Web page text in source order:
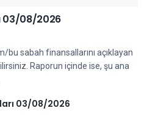
03/08/2026
bu sabah finansallarını açıklayan
Raporun içinde ise, şu ana
03/08/2026